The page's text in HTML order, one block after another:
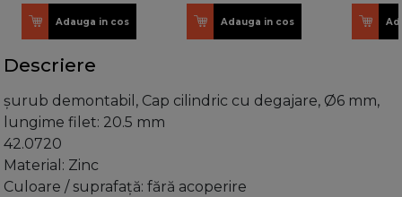
Adauga in cos Adauga in cos
Descriere
şurub demontabil, Cap cilindric cu degajare, Ø6 mm,
lungime filet: 20.5 mm
42.0720
Material: Zinc
Culoare / suprafaţă: fără acoperire